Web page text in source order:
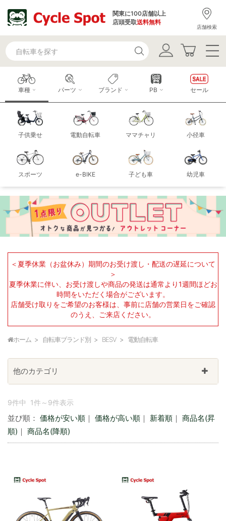
関東に100店舗以上
店頭受取送料無料
店舗検索
車種
子供乗せ 電動自転車 ママチャリ 小径車
スポーツ e-BIKE 子ども車 幼児車
パーツ ブランド PB セール
＜夏季休業（お盆休み）期間のお受け渡し・配送の遅延について
＞
夏季休業に伴い、お受け渡しや商品の発送は通常より1週間ほどお
時間をいただく場合がございます。
店舗受け取りをご希望のお客様は、事前に店舗の営業日をご確認
のうえ、ご来店ください。
ホーム 自転車ブランド別 BESV 電動自転車
9件中 1件～9件表示
並び順： 価格が安い順 ｜ 価格が高い順 ｜ 新着順 ｜ 商品名(昇
順) ｜ 商品名(降順)
他のカテゴリ